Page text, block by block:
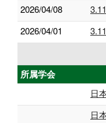
2026/04/08
2026/04/01
所属学会
日
日